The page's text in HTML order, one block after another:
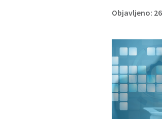
Objavljeno: